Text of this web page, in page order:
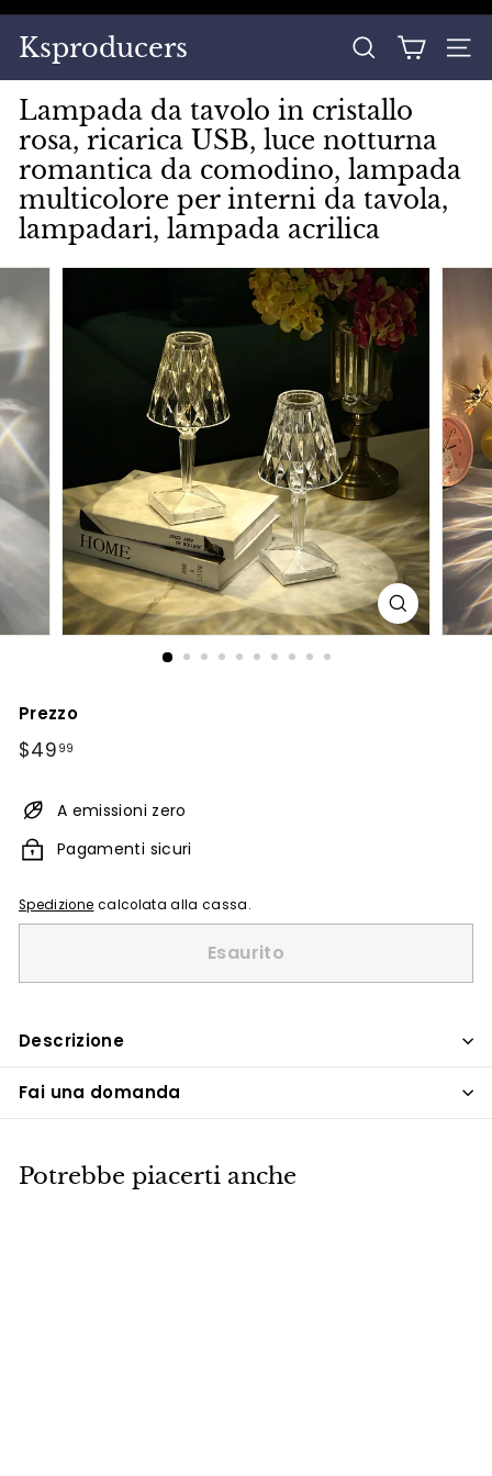
Vai
direttamente
contenuti
pausa
presentazione
Ksproducers CERCA
Lampada da tavolo in cristallo
rosa, ricarica USB, luce notturna
romantica da comodino, lampada
multicolore per interni da tavola,
lampadari, lampada acrilica
Prezzo
Prezzo
$49 99
A emissioni zero
Pagamenti sicuri
Spedizione calcolata alla cassa.
Esaurito
Descrizione
Fai una domanda
Potrebbe piacerti anche